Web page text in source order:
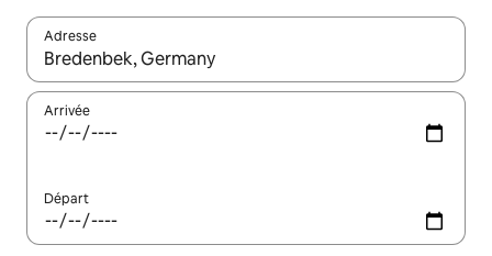
Adresse
Lorsque les résultats s'affichent, utilisez les flèches vers le
Arrivée
Départ